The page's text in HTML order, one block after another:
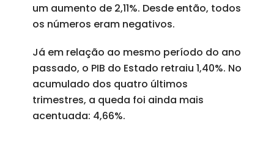
um aumento de 2,11%. Desde então, todos
os números eram negativos.
Já em relação ao mesmo período do ano
passado, o PIB do Estado retraiu 1,40%. No
acumulado dos quatro últimos
trimestres, a queda foi ainda mais
acentuada: 4,66%.